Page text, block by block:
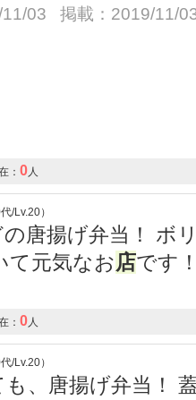
11/03 掲載：2019/11/
： 0人
/Lv.20）
唐揚げ弁当！ ボ
て元気なお店です
： 0人
/Lv.20）
、唐揚げ弁当！